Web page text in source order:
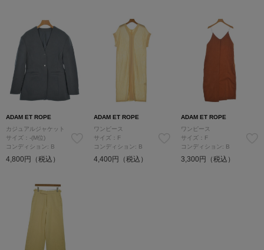
ADAM ET ROPE
カジュアルジャケット
サイズ：-(M位)
コンディション: B
4,800円（税込）
ADAM ET ROPE
ワンピース
サイズ：F
コンディション: B
4,400円（税込）
ADAM ET ROPE
ワンピース
サイズ：F
コンディション: B
3,300円（税込）